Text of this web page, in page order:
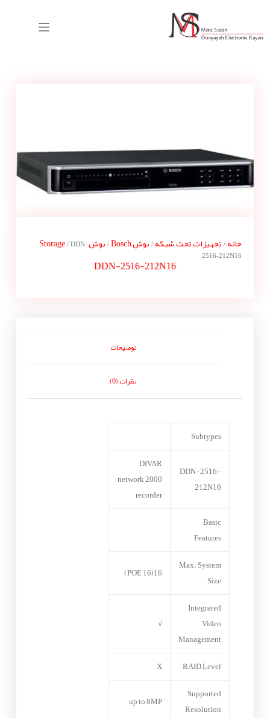
خانه/ تجهیزات تحت شبکه/ بوش Bosch / بوش Storage/ DDN-
2516-212N16
DDN-2516-212N16
توضیحات
نظرات (0)
Subtypes
DDN-2516-
212N16
DIVAR
network 2000
recorder
Basic
Features
Max. System
Size
16(16 POE)
Integrated
Video
Management
√
RAID Level
X
Supported
Resolution
up to 8MP